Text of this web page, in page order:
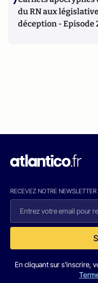
du RN aux
déception - Episode
RECEVEZ NOTRE NEWSLETTER
En cliquant sur s'inscrire,